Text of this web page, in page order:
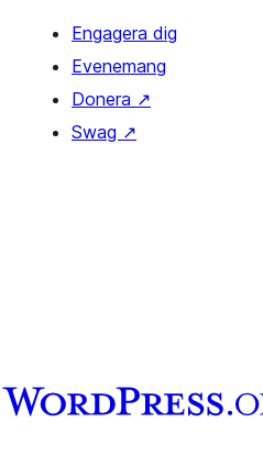
Engagera dig
Evenemang
Donera ↗
Swag ↗